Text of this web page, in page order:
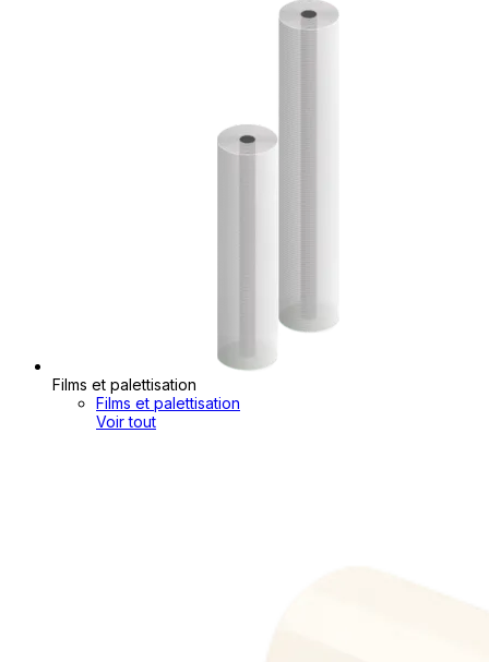
Films et palettisation
Films et palettisation
Voir tout